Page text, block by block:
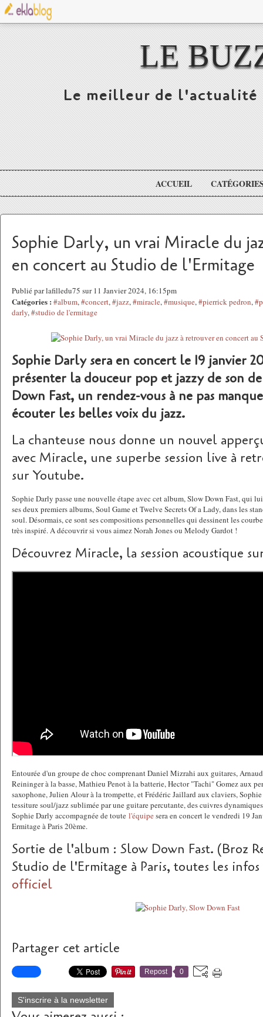
LE
Le meilleur de
ACCUEIL
Sophie Darly, un vrai Miracle du
en concert au Studio de l'Ermitage
Publié par lafilledu75 sur 11 Janvier 2024, 16:15pm
Catégories : #album,#concert,#jazz,#miracle,#musique,#pierrick pedron,
darly,#studio de l'ermitage
Sophie Darly sera en concert le 19 janvier
présenter la douceur pop et jazzy de son
Down Fast, un rendez-vous à ne pas
écouter les belles voix du jazz.
La chanteuse nous donne un nouvel
avec Miracle, une superbe session live à
sur Youtube.
Sophie Darly passe une nouvelle étape avec cet album, Slow Down Fast, qui
ses deux premiers albums, Soul Game et Twelve Secrets Of a Lady, dans les
soul. Désormais, ce sont ses compositions personnelles qui dessinent les
très inspiré. A découvrir si vous aimez Norah Jones ou Melody Gardot !
Découvrez Miracle, la session acoustique
Entourée d'un groupe de choc comprenant Daniel Mizrahi aux guitares,
Reininger à la basse, Mathieu Penot à la batterie, Hector "Tachi" Gomez aux
saxophone, Julien Alour à la trompette, et Frédéric Jaillard aux claviers,
tessiture soul/jazz sublimée par une guitare percutante, des cuivres
Sophie Darly accompagnée de toute l'équipesera en concert le vendredi 19
Ermitage à Paris 20ème.
Sortie de l'album : Slow Down Fast. (Broz
Studio de l'Ermitage à Paris, toutes les
officiel
Partager cet article
Repost 0
S'inscrire à la newsletter